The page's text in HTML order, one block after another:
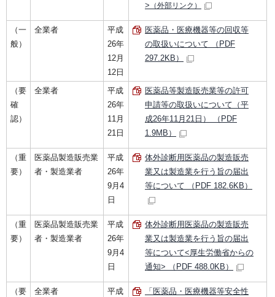
> （外部リンク）
（一
般）
全業者
平成
26年
12月
12日
医薬品・医療機器等の回収等
の取扱いについて （PDF
297.2KB）
（要
確
認）
全業者
平成
26年
11月
21日
医薬品等製造販売業等の許可
申請等の取扱いについて（平
成26年11月21日） （PDF
1.9MB）
（重
要）
医薬品製造販売業
者・製造業者
平成
26年
9月4
日
体外診断用医薬品の製造販売
業又は製造業を行う旨の届出
等について （PDF 182.6KB）
（重
要）
医薬品製造販売業
者・製造業者
平成
26年
9月4
日
体外診断用医薬品の製造販売
業又は製造業を行う旨の届出
等について<厚生労働省からの
通知> （PDF 488.0KB）
（要
全業者
平成
「医薬品・医療機器等安全性